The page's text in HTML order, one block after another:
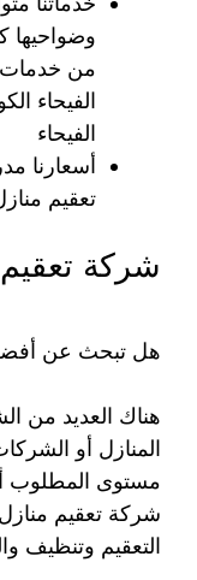
وضواحيها
من
الفيحاء
الفيحاء
أسعارنا
تعقيم
شركة تعقيم
هل تبحث عن أفضل
هناك العديد من
المنازل أو
مستوى المطلوب
شركة تعقيم
التعقيم وتنظيف